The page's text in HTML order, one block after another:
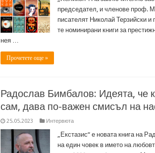
председател, и членове проф.
писателят Николай Терзийски
те номинирани книги за
нея …
Прочетете още »
Радослав Бимбалов: Идеята, че
сам, дава по-важен смисъл на
25.05.2023 Интервюта
„Екстазис“ е новата книга на
на един човек в името на